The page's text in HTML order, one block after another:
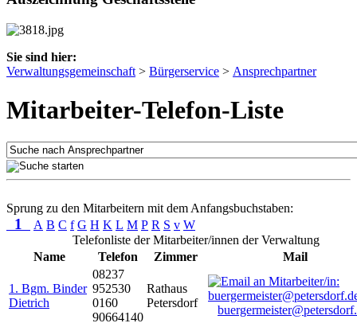
Sie sind hier:
Verwaltungsgemeinschaft > Bürgerservice > Ansprechpartner
Mitarbeiter-Telefon-Liste
Sprung zu den Mitarbeitern mit dem Anfangsbuchstaben:
1 A B C f G H K L M P R S v W
Telefonliste der Mitarbeiter/innen der Verwaltung
Name
Telefon Zimmer Mail
1. Bgm. Binder
Dietrich
08237
952530
0160
90664140
Rathaus
Petersdorf